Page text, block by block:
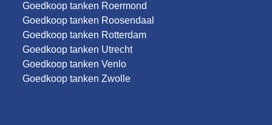
Goedkoop tanken Roermond
Goedkoop tanken Roosendaal
Goedkoop tanken Rotterdam
Goedkoop tanken Utrecht
Goedkoop tanken Venlo
Goedkoop tanken Zwolle